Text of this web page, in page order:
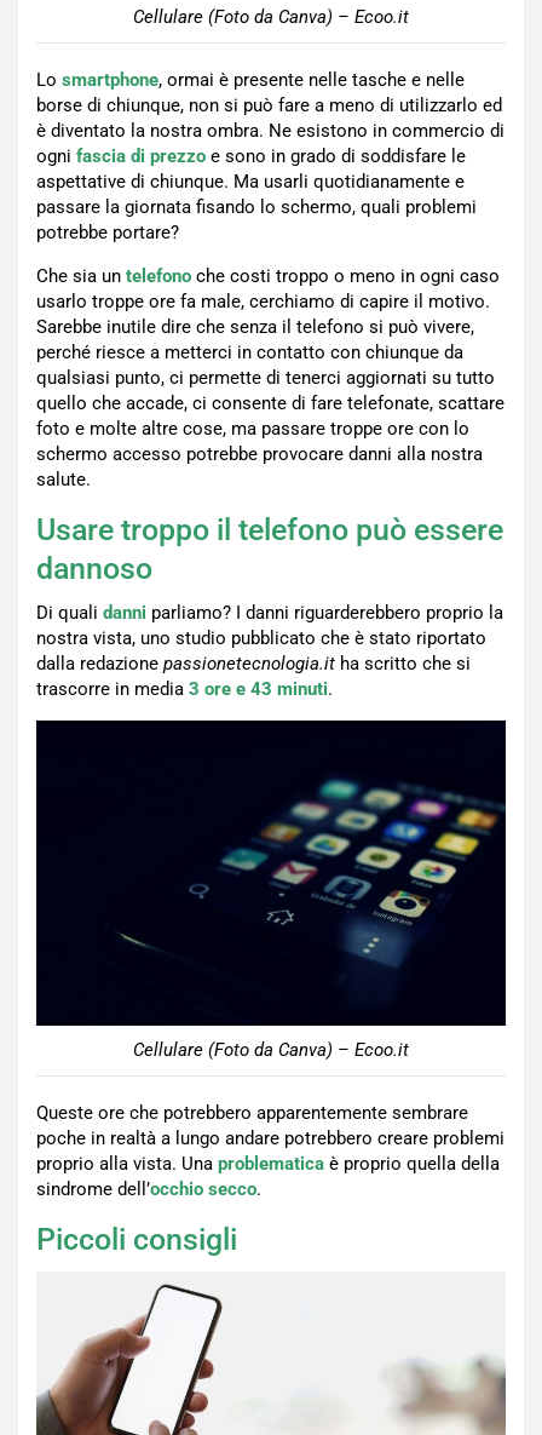
Cellulare (Foto da Canva) – Ecoo.it
Lo smartphone, ormai è presente nelle tasche e nelle
borse di chiunque, non si può fare a meno di utilizzarlo ed
è diventato la nostra ombra. Ne esistono in commercio di
ogni fascia di prezzo e sono in grado di soddisfare le
aspettative di chiunque. Ma usarli quotidianamente e
passare la giornata fisando lo schermo, quali problemi
potrebbe portare?
Che sia un telefono che costi troppo o meno in ogni caso
usarlo troppe ore fa male, cerchiamo di capire il motivo.
Sarebbe inutile dire che senza il telefono si può vivere,
perché riesce a metterci in contatto con chiunque da
qualsiasi punto, ci permette di tenerci aggiornati su tutto
quello che accade, ci consente di fare telefonate, scattare
foto e molte altre cose, ma passare troppe ore con lo
schermo accesso potrebbe provocare danni alla nostra
salute.
Usare troppo il telefono può essere
dannoso
Di quali danni parliamo? I danni riguarderebbero proprio la
nostra vista, uno studio pubblicato che è stato riportato
dalla redazione passionetecnologia.it ha scritto che si
trascorre in media 3 ore e 43 minuti.
Cellulare (Foto da Canva) – Ecoo.it
Queste ore che potrebbero apparentemente sembrare
poche in realtà a lungo andare potrebbero creare problemi
proprio alla vista. Una problematica è proprio quella della
sindrome dell’occhio secco.
Piccoli consigli